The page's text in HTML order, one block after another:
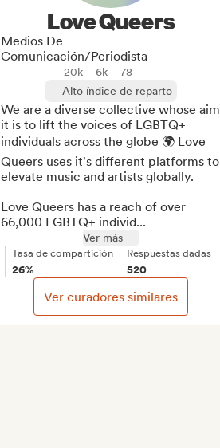
Love Queers
Medios De
Comunicación/Periodista
20k 6k
78
Alto índice de reparto
We are a diverse collective whose aim
it is to lift the voices of LGBTQ+
individuals across the globe 🌍 Love
Queers uses it's different platforms to
elevate music and artists globally.
Love Queers has a reach of over
66,000 LGBTQ+ individ...
Ver más
Tasa de compartición
26%
Respuestas dadas
520
Ver curadores similares